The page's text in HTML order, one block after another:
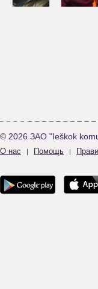
© 2026 ЗАО "Ieškok
О нас | Помощь |